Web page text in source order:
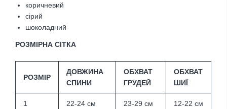
коричневий
сірий
шоколадний
РОЗМІРНА СІТКА
РОЗМІР
ДОВЖИНА
СПИНИ
ОБХВАТ
ГРУДЕЙ
ОБХВАТ
ШИЇ
1 22-24 см 23-29 см 12-22 см